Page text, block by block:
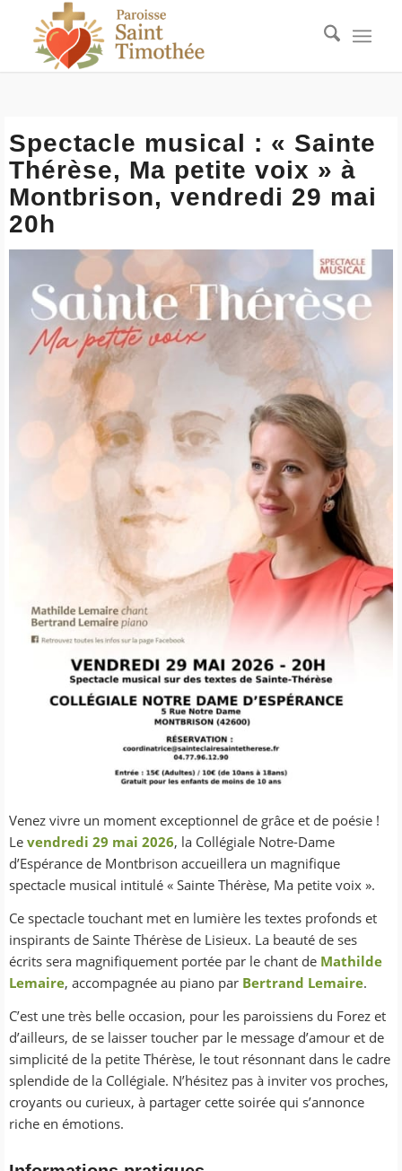
Spectacle musical : « Sainte
Thérèse, Ma petite voix » à
Montbrison, vendredi 29 mai
20h
Venez vivre un moment exceptionnel de grâce et de poésie !
Le vendredi 29 mai 2026, la Collégiale Notre-Dame
d’Espérance de Montbrison accueillera un magnifique
spectacle musical intitulé « Sainte Thérèse, Ma petite voix ».
Ce spectacle touchant met en lumière les textes profonds et
inspirants de Sainte Thérèse de Lisieux. La beauté de ses
écrits sera magnifiquement portée par le chant de Mathilde
Lemaire, accompagnée au piano par Bertrand Lemaire.
C’est une très belle occasion, pour les paroissiens du Forez et
d’ailleurs, de se laisser toucher par le message d’amour et de
simplicité de la petite Thérèse, le tout résonnant dans le cadre
splendide de la Collégiale. N’hésitez pas à inviter vos proches,
croyants ou curieux, à partager cette soirée qui s’annonce
riche en émotions.